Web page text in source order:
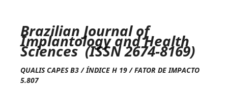
Brazilian Journal of
Implantology and Health
Sciences (ISSN 2674-8169)
QUALIS CAPES B3 / ÍNDICE H 19 / FATOR DE IMPACTO
5.807